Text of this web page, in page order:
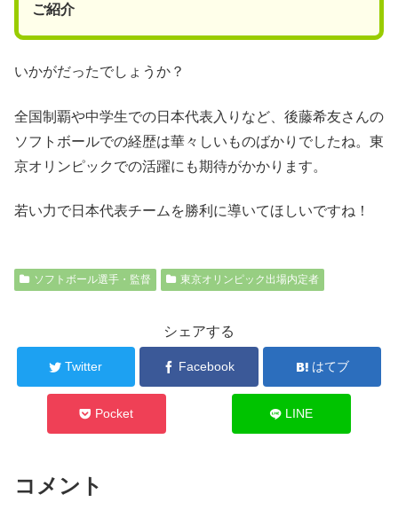
ご紹介
いかがだったでしょうか？
全国制覇や中学生での日本代表入りなど、後藤希友さんの
ソフトボールでの経歴は華々しいものばかりでしたね。東
京オリンピックでの活躍にも期待がかかります。
若い力で日本代表チームを勝利に導いてほしいですね！
ソフトボール選手・監督 東京オリンピック出場内定者
シェアする
Twitter Facebook はてブ
Pocket LINE
コメント